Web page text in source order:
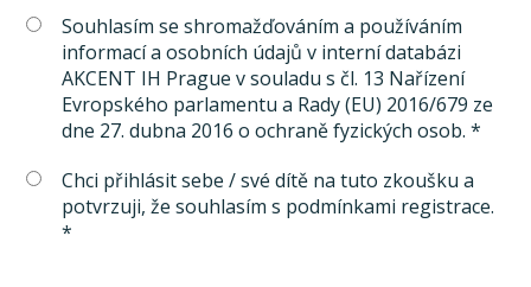
Souhlasím se shromažďováním a používáním
informací a osobních údajů v interní databázi
AKCENT IH Prague v souladu s čl. 13 Nařízení
Evropského parlamentu a Rady (EU) 2016/679 ze
dne 27. dubna 2016 o ochraně fyzických osob. *
Chci přihlásit sebe / své dítě na tuto zkoušku a
potvrzuji, že souhlasím s podmínkami registrace.
*